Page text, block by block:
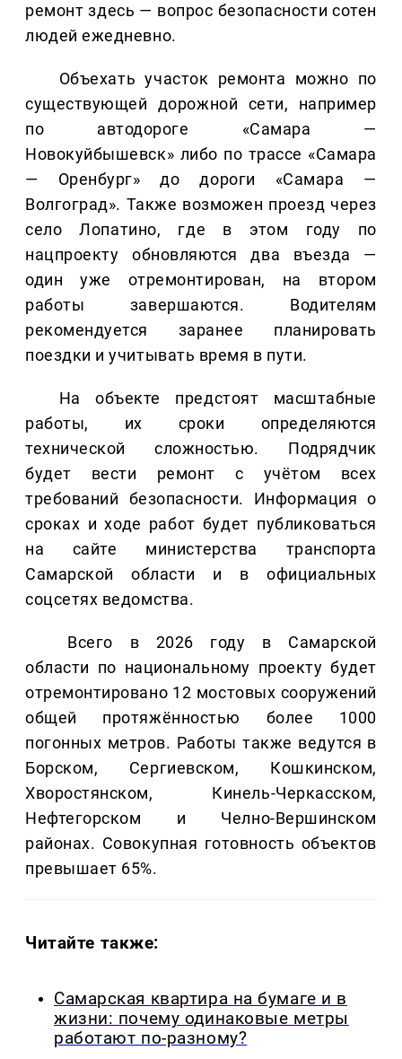
ремонт здесь — вопрос безопасности сотен
людей ежедневно.
Объехать участок ремонта можно по
существующей дорожной сети, например
по автодороге «Самара —
Новокуйбышевск» либо по трассе «Самара
— Оренбург» до дороги «Самара —
Волгоград». Также возможен проезд через
село Лопатино, где в этом году по
нацпроекту обновляются два въезда —
один уже отремонтирован, на втором
работы завершаются. Водителям
рекомендуется заранее планировать
поездки и учитывать время в пути.
На объекте предстоят масштабные
работы, их сроки определяются
технической сложностью. Подрядчик
будет вести ремонт с учётом всех
требований безопасности. Информация о
сроках и ходе работ будет публиковаться
на сайте министерства транспорта
Самарской области и в официальных
соцсетях ведомства.
Всего в 2026 году в Самарской
области по национальному проекту будет
отремонтировано 12 мостовых сооружений
общей протяжённостью более 1000
погонных метров. Работы также ведутся в
Борском, Сергиевском, Кошкинском,
Хворостянском, Кинель-Черкасском,
Нефтегорском и Челно-Вершинском
районах. Совокупная готовность объектов
превышает 65%.
Читайте также:
Самарская квартира на бумаге и в
жизни: почему одинаковые метры
работают по-разному?